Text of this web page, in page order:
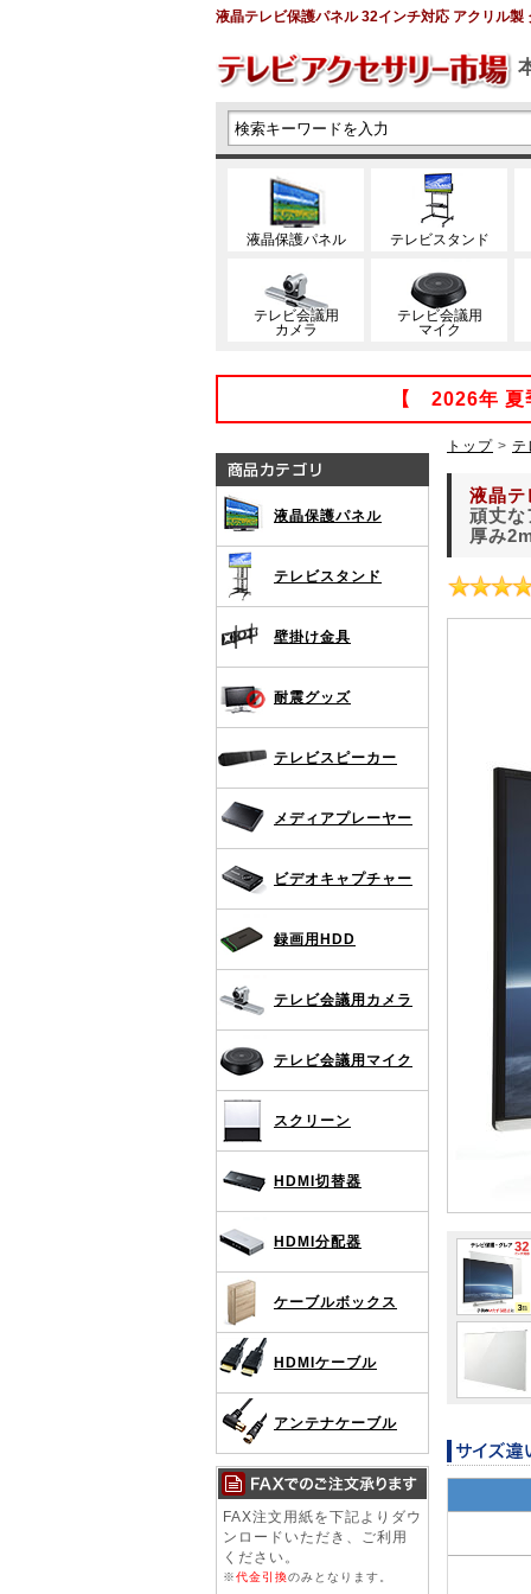
液晶テレビ保護パネル 32インチ対応 アクリル
液晶保護パネル テレビスタンド
テレビ会議用
カメラ
テレビ会議用
マイク
【 2026年 夏
液晶保護パネル
テレビスタンド
壁掛け金具
耐震グッズ
テレビスピーカー
メディアプレーヤー
ビデオキャプチャー
録画用HDD
テレビ会議用カメラ
テレビ会議用マイク
スクリーン
HDMI切替器
HDMI分配器
ケーブルボックス
HDMIケーブル
アンテナケーブル
FAX注文用紙を下記よりダウ
ンロードいただき、ご利用
ください。
※代金引換のみとなります。
トップ > テ
液晶
頑丈な
厚み